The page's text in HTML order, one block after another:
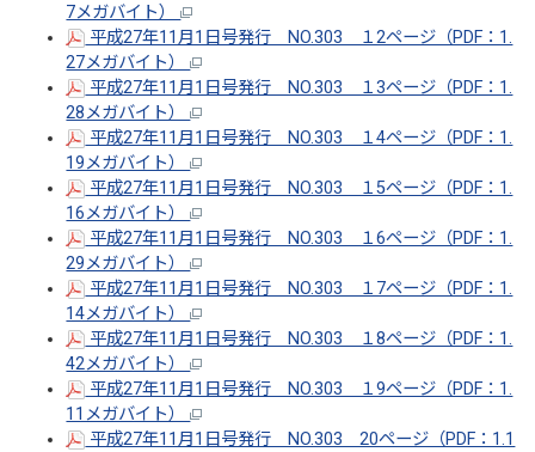
7メガバイト）
平成27年11月1日号発行 NO.303 １2ページ（PDF：1.
27メガバイト）
平成27年11月1日号発行 NO.303 １3ページ（PDF：1.
28メガバイト）
平成27年11月1日号発行 NO.303 １4ページ（PDF：1.
19メガバイト）
平成27年11月1日号発行 NO.303 １5ページ（PDF：1.
16メガバイト）
平成27年11月1日号発行 NO.303 １6ページ（PDF：1.
29メガバイト）
平成27年11月1日号発行 NO.303 １7ページ（PDF：1.
14メガバイト）
平成27年11月1日号発行 NO.303 １8ページ（PDF：1.
42メガバイト）
平成27年11月1日号発行 NO.303 １9ページ（PDF：1.
11メガバイト）
平成27年11月1日号発行 NO.303 20ページ（PDF：1.1